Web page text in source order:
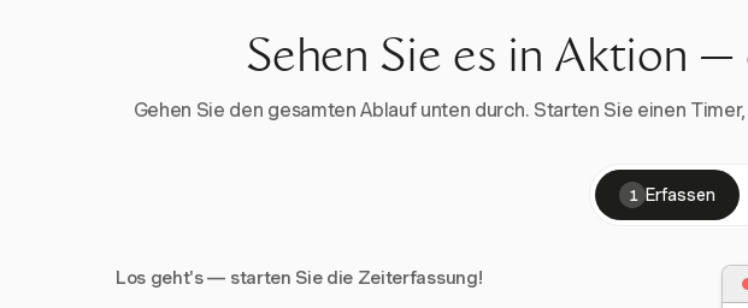
Sehen Sie es in Aktion —
Gehen Sie den gesamten Ablauf unten durch. Starten Sie einen
1 Erfassen
Los geht's — starten Sie die Zeiterfassung!